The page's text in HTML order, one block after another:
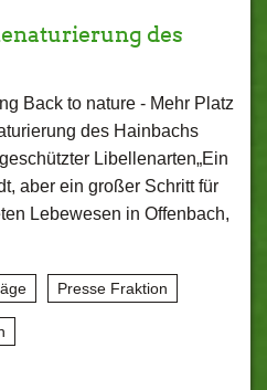
des
Back to nature - Mehr Platz
des Hainbachs
Libellenarten„Ein
aber ein großer Schritt für
Lebewesen in Offenbach,
Presse Fraktion